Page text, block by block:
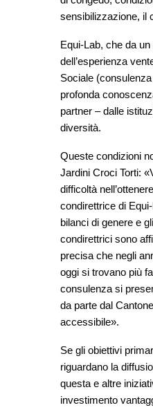
sensibilizzazione, il
Equi-Lab, che da
dell’esperienza
Sociale
profonda
partner – dalle
diversità.
Queste condizioni
Jardini Croci Torti:
difficoltà
condirettrice di
bilanci di genere e
condirettrici sono
precisa che negli
oggi si trovano più
consulenza si
da parte dal
accessibile».
Se gli obiettivi
riguardano la
questa e altre
investimento